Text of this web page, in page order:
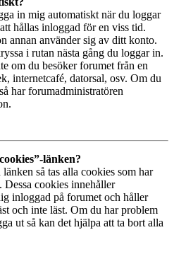
in mig automatiskt när du loggar
hållas inloggad för en viss tid.
annan använder sig av ditt konto.
i rutan nästa gång du loggar in.
om du besöker forumet från en
internetcafé, datorsal, osv. Om du
har forumadministratören
länken?
så tas alla cookies som har
cookies innehåller
inloggad på forumet och håller
och inte läst. Om du har problem
ut så kan det hjälpa att ta bort alla